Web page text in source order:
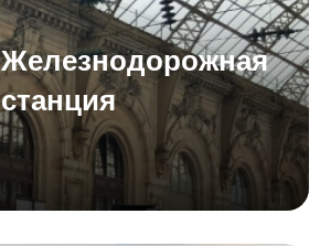
Железнодорожная
станция